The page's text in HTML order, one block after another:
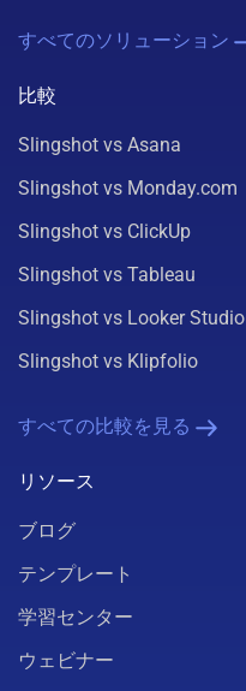
すべてのソリューション
比較
Slingshot vs Asana
Slingshot vs Monday.com
Slingshot vs ClickUp
Slingshot vs Tableau
Slingshot vs Looker Studio
Slingshot vs Klipfolio
すべての比較を見る
リソース
ブログ
テンプレート
学習センター
ウェビナー